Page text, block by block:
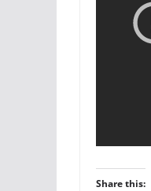
Share this: